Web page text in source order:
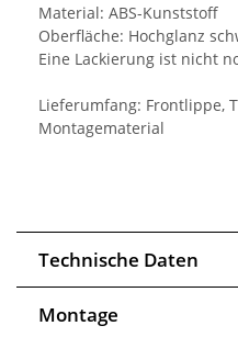
Material: ABS-Kunststoff
Oberfläche: Hochglanz
Eine Lackierung ist nicht
Lieferumfang: Frontlippe,
Montagematerial
Technische Daten
Montage